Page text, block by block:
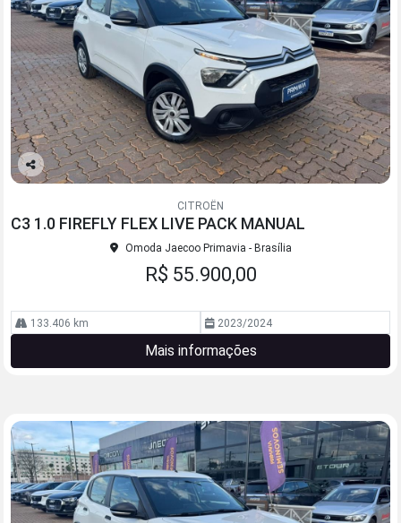
Co
lhe
CITROËN
C3 1.0 FIREFLY FLEX LIVE PACK MANUAL
Omoda Jaecoo Primavia - Brasília
R$ 55.900,00
133.406 km 2023/2024
Mais informações